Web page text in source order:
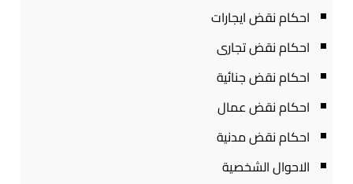
احكام نقض ايجارات
احكام نقض تجارى
احكام نقض جنائية
احكام نقض عمال
احكام نقض مدنية
الاحوال الشخصية